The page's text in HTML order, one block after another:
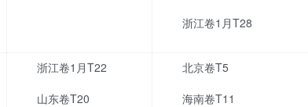
浙江卷1月T28
浙江卷1月T22
山东卷T20
北京卷T5
海南卷T11